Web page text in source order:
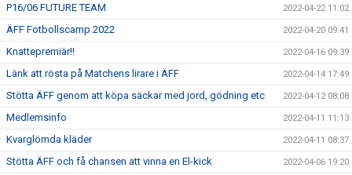
P16/06 FUTURE TEAM 2022-04-22 11:02
ÄFF Fotbollscamp 2022 2022-04-20 09:41
Knattepremiär!! 2022-04-16 09:39
Länk att rösta på Matchens lirare i ÄFF 2022-04-14 17:49
Stötta ÄFF genom att köpa säckar med jord, gödning etc 2022-04-12 08:08
Medlemsinfo 2022-04-11 11:13
Kvarglömda kläder 2022-04-11 08:37
Stötta ÄFF och få chansen att vinna en El-kick 2022-04-06 19:20